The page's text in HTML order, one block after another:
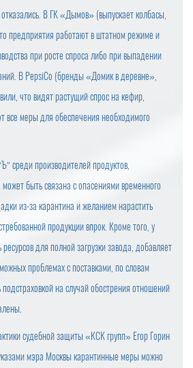
В ГК «Дымов» (выпускает колбасы,
предприятия работают в штатном режиме и
при росте спроса либо при выпадении
В PepsiCo (бренды «Домик в деревне»,
что видят растущий спрос на кефир,
все меры для обеспечения необходимого
среди производителей продуктов,
быть связана с опасениями временного
из-за карантина и желанием нарастить
продукции впрок. Кроме того, у
для полной загрузки завода, добавляет
проблемах с поставками, по словам
на случай обострения отношений
судебной защиты «КСК групп» Егор Горин
мэра Москвы карантинные меры можно